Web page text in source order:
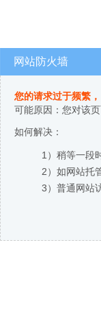
网站防火墙
您的请求过于频繁
可能原因：您对该
如何解决：
1）稍等一段
2）如网站托
3）普通网站